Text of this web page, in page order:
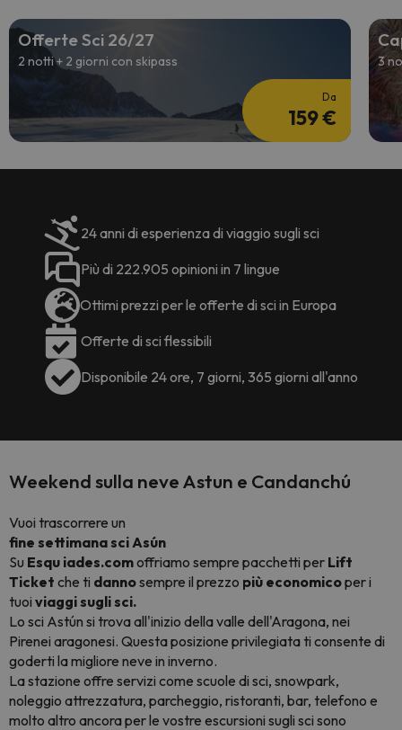
Offerte Sci 26/27
2 notti + 2 giorni con skipass
Da
159 €
3
24 anni di esperienza di viaggio sugli sci
Più di 222.905 opinioni in 7 lingue
Ottimi prezzi per le offerte di sci in Europa
Offerte di sci flessibili
Disponibile 24 ore, 7 giorni, 365 giorni all'anno
Weekend sulla neve Astun e Candanchú
Vuoi trascorrere un
fine settimana sci Asún
Su Esqu iades.comoffriamo sempre pacchetti per Lift
Ticket che ti dannosempre il prezzo più economicoper i
tuoi viaggi sugli sci.
Lo sci Astún si trova all'inizio della valle dell'Aragona, nei
Pirenei aragonesi. Questa posizione privilegiata ti consente di
goderti la migliore neve in inverno.
La stazione offre servizi come scuole di sci, snowpark,
noleggio attrezzatura, parcheggio, ristoranti, bar, telefono e
molto altro ancora per le vostre escursioni sugli sci sono